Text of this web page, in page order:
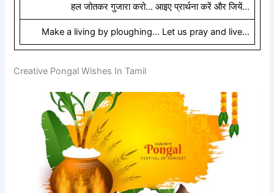
हल जोतकर गुजारा करो… आइए प्रार्थना करें और जियें…
Make a living by ploughing… Let us pray and live…
Creative Pongal Wishes In Tamil